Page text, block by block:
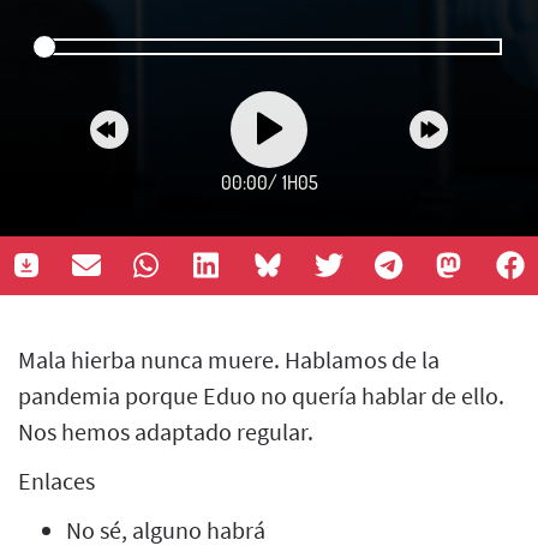
00:00/ 1H05
Mala hierba nunca muere. Hablamos de la
pandemia porque Eduo no quería hablar de ello.
Nos hemos adaptado regular.
Enlaces
No sé, alguno habrá